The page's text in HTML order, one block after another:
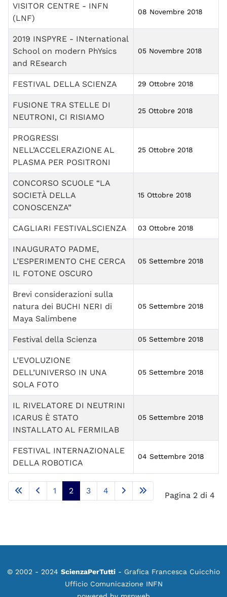
Articoli
VISITOR CENTRE - INFN
(LNF)
08 Novembre 2018
2019 INSPYRE - INternational
School on modern PhYsics
and REsearch
05 Novembre 2018
FESTIVAL DELLA SCIENZA 29 Ottobre 2018
FUSIONE TRA STELLE DI
NEUTRONI, CI RISIAMO
25 Ottobre 2018
PROGRESSI
NELL’ACCELERAZIONE AL
PLASMA PER POSITRONI
25 Ottobre 2018
CONCORSO SCUOLE “LA
SOCIETÀ DELLA
CONOSCENZA”
15 Ottobre 2018
CAGLIARI FESTIVALSCIENZA 03 Ottobre 2018
INAUGURATO PADME,
L’ESPERIMENTO CHE CERCA
IL FOTONE OSCURO
05 Settembre 2018
Brevi considerazioni sulla
natura dei BUCHI NERI di
Maya Salimbene
05 Settembre 2018
Festival della Scienza 05 Settembre 2018
L’EVOLUZIONE
DELL’UNIVERSO IN UNA
SOLA FOTO
05 Settembre 2018
IL RIVELATORE DI NEUTRINI
ICARUS È STATO
INSTALLATO AL FERMILAB
05 Settembre 2018
FESTIVAL INTERNAZIONALE
DELLA ROBOTICA
04 Settembre 2018
Pagina 2 di 4
1 2 3 4
© 2002 - 2024 ScienzaPerTutti - Grafica Francesca Cuicchio
Ufficio Comunicazione INFN